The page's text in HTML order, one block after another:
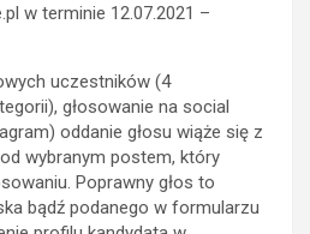
w terminie 12.07.2021 –
uczestników (4
głosowanie na social
oddanie głosu wiąże się z
wybranym postem, który
Poprawny głos to
bądź podanego w formularzu